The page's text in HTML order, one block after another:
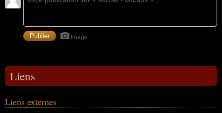
Image
Liens
Liens externes